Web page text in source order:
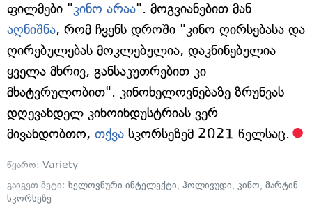
ფილმები "კინო არაა". მოგვიანებით მან
აღნიშნა, რომ ჩვენს დროში "კინო ღირსებასა და
ღირებულებას მოკლებულია, დაკნინებულია
ყველა მხრივ, განსაკუთრებით კი
მხატვრულობით". კინოხელოვნებაზე ზრუნვას
დღევანდელ კინოინდუსტრიას ვერ
მივანდობთო, თქვა სკორსეზემ 2021 წელსაც.
წყარო: Variety
გაიგეთ მეტი: ხელოვნური ინტელექტი, ჰოლივუდი, კინო, მარტინ
სკორსეზე